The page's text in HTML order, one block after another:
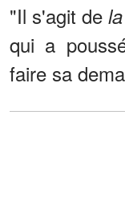
"Il s'agit dela
qui a
faire sa